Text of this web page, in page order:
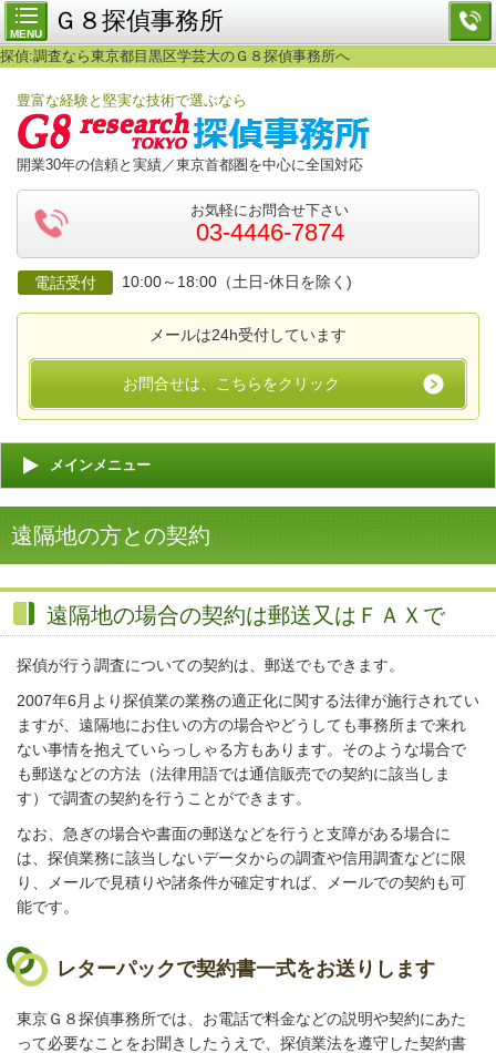
MENU Ｇ８探偵事務所
探偵:調査なら東京都目黒区学芸大のＧ８探偵事務所へ
豊富な経験と堅実な技術で選ぶなら
開業30年の信頼と実績／東京首都圏を中心に全国対応
お気軽にお問合せ下さい
03-4446-7874
電話受付 10:00～18:00（土日-休日を除く)
メールは24h受付しています
お問合せは、こちらをクリック
メインメニュー
遠隔地の方との契約
遠隔地の場合の契約は郵送又はＦＡＸで
探偵が行う調査についての契約は、郵送でもできます。
2007年6月より探偵業の業務の適正化に関する法律が施行されてい
ますが、遠隔地にお住いの方の場合やどうしても事務所まで来れ
ない事情を抱えていらっしゃる方もあります。そのような場合で
も郵送などの方法（法律用語では通信販売での契約に該当しま
す）で調査の契約を行うことができます。
なお、急ぎの場合や書面の郵送などを行うと支障がある場合に
は、探偵業務に該当しないデータからの調査や信用調査などに限
り、メールで見積りや諸条件が確定すれば、メールでの契約も可
能です。
レターパックで契約書一式をお送りします
東京Ｇ８探偵事務所では、お電話で料金などの説明や契約にあた
って必要なことをお聞きしたうえで、探偵業法を遵守した契約書